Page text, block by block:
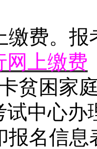
缴费。
网上缴费
贫困家
试中心办
报名信息